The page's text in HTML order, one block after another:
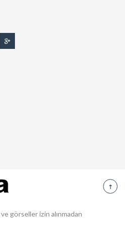
ve görseller izin alınmadan